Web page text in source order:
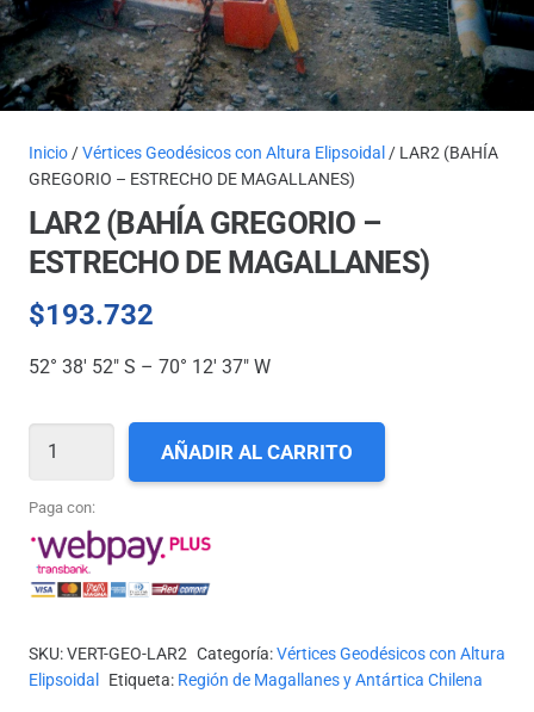
Inicio /Vértices Geodésicos con Altura Elipsoidal / LAR2 (BAHÍA
GREGORIO – ESTRECHO DE MAGALLANES)
LAR2 (BAHÍA GREGORIO –
ESTRECHO DE MAGALLANES)
$193.732
52° 38′ 52″ S – 70° 12′ 37″ W
LAR2
GREGORIO
-
ESTRECHO
DE
cantidad
AÑADIR AL CARRITO
Paga con:
SKU:VERT-GEO-LAR2 Categoría:Vértices Geodésicos con Altura
Elipsoidal
Etiqueta: Región de Magallanes y Antártica Chilena